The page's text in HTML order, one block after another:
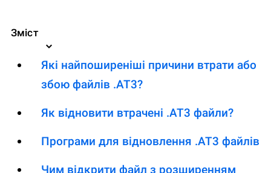
Зміст
Які найпоширеніші причини втрати або
збою файлів .AT3?
Як відновити втрачені .AT3 файли?
Програми для відновлення .AT3 файлів
Чим відкрити файл з розширенням